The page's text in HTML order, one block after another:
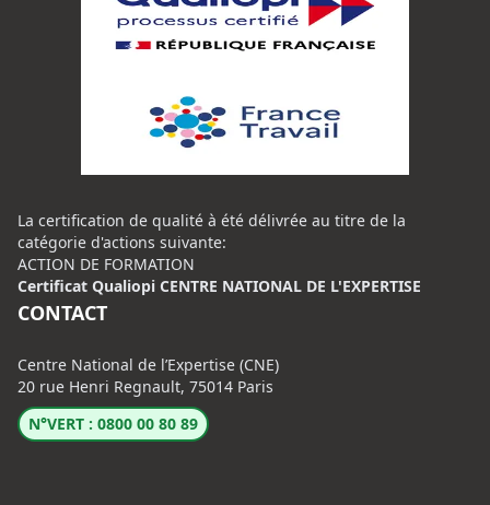
La certification de qualité à été délivrée au titre de la
catégorie d'actions suivante:
ACTION DE FORMATION
Certificat Qualiopi CENTRE NATIONAL DE L'EXPERTISE
CONTACT
Centre National de l’Expertise (CNE)
20 rue Henri Regnault, 75014 Paris
N°VERT : 0800 00 80 89